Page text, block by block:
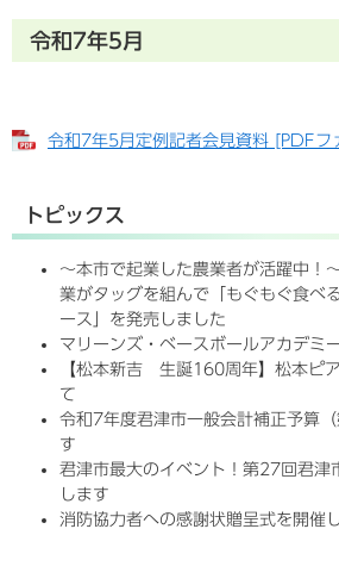
令和7年5月
令和7年5月定例記者会見資料 [PDF
トピックス
～本市で起業した農業者が活躍中！
業がタッグを組んで「もぐもぐ食べ
ース」を発売しました
マリーンズ・ベースボールアカデミ
【松本新吉 生誕160周年】松本ピ
て
令和7年度君津市一般会計補正予算
す
君津市最大のイベント！第27回君津
します
消防協力者への感謝状贈呈式を開催